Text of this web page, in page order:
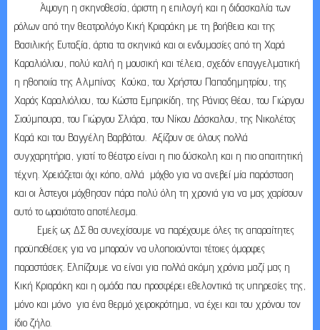
Άψογη η σκηνοθεσία, άριστη η επιλογή και η διδασκαλία των
ρόλων από την θεατρολόγο Κική Κριαράκη με τη βοήθεια και της
Βασιλικής Ευταξία, άρτια τα σκηνικά και οι ενδυμασίες από τη Χαρά
Καραλιόλιου, πολύ καλή η μουσική και τέλεια, σχεδόν επαγγελματική
η ηθοποιία της Αλμπίνας Κούκα, του Χρήστου Παπαδημητρίου, της
Χαράς Καραλιόλιου, του Κώστα Εμπρικίδη, της Ράνιας Θέου, του Γιώργου
Σιούμπουρα, του Γιώργου Σλιάρα, του Νίκου Δάσκαλου, της Νικολέτας
Καρά και του Βαγγέλη Βαρβάτου. Αξίζουν σε όλους πολλά
συγχαρητήρια, γιατί το θέατρο είναι η πιο δύσκολη και η πιο απαιτητική
τέχνη. Χρειάζεται όχι κόπο, αλλά μόχθο για να ανεβεί μία παράσταση
και οι Άστεγοι μόχθησαν πάρα πολύ όλη τη χρονιά για να μας χαρίσουν
αυτό το ωραιότατο αποτέλεσμα.
Εμείς ως ΔΣ θα συνεχίσουμε να παρέχουμε όλες τις απαραίτητες
προϋποθέσεις για να μπορούν να υλοποιούνται τέτοιες όμορφες
παραστάσεις. Ελπίζουμε να είναι για πολλά ακόμη χρόνια μαζί μας η
Κική Κριαράκη και η ομάδα που προσφέρει εθελοντικά τις υπηρεσίες της,
μόνο και μόνο για ένα θερμό χειροκρότημα, να έχει και του χρόνου τον
ίδιο ζήλο.